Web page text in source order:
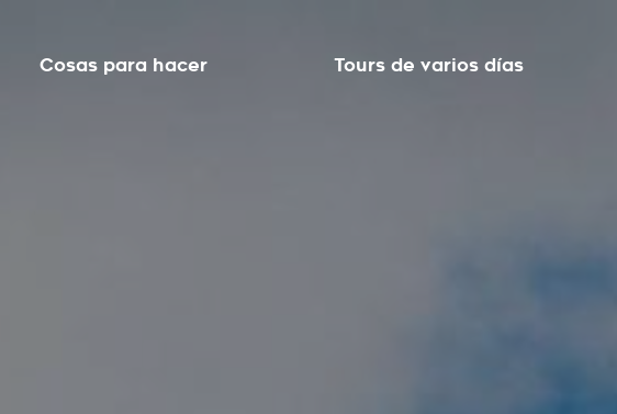
Cosas para hacer Tours de varios días